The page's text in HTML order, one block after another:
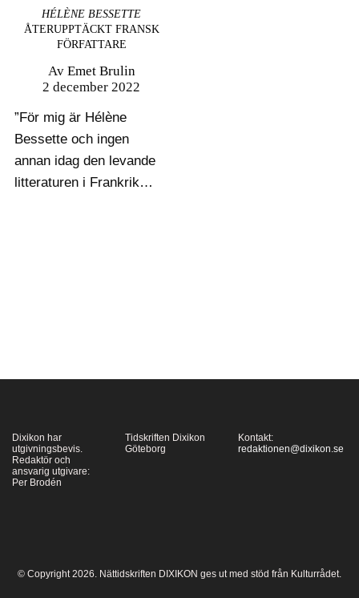
HÉLÈNE BESSETTE
ÅTERUPPTÄCKT FRANSK
FÖRFATTARE
Av Emet Brulin
2 december 2022
”För mig är Hélène
Bessette och ingen
annan idag den levande
litteraturen i Frankrike”
uppfann en litterär
men…
Dixikon har
utgivningsbevis.
Redaktör och
ansvarig utgivare:
Per Brodén
Tidskriften Dixikon
Göteborg
Kontakt:
redaktionen@dixikon.se
© Copyright 2026. Nättidskriften DIXIKON ges ut med stöd från Kulturrådet.